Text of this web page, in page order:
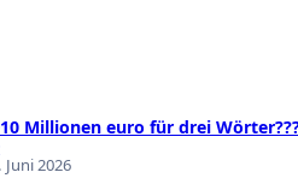
Millionen euro für drei
Juni 2026